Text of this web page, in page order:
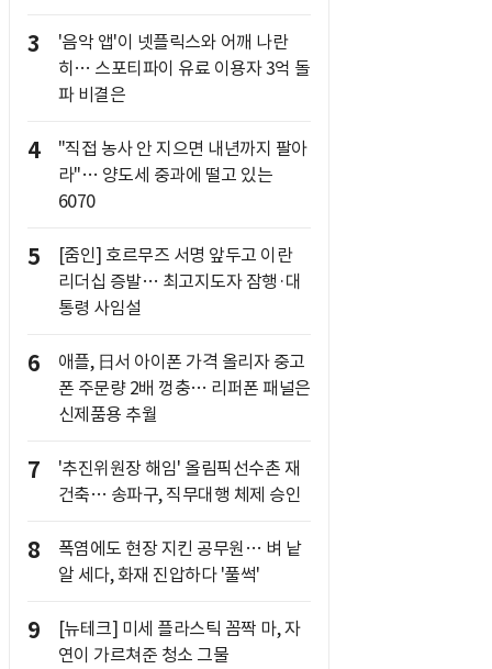
3
'음악 앱'이 넷플릭스와 어깨 나란
히… 스포티파이 유료 이용자 3억 돌
파 비결은
4
"직접 농사 안 지으면 내년까지 팔아
라"… 양도세 중과에 떨고 있는
6070
5
[줌인] 호르무즈 서명 앞두고 이란
리더십 증발… 최고지도자 잠행·대
통령 사임설
6
애플, 日서 아이폰 가격 올리자 중고
폰 주문량 2배 껑충… 리퍼폰 패널은
신제품용 추월
7
'추진위원장 해임' 올림픽선수촌 재
건축… 송파구, 직무대행 체제 승인
8
폭염에도 현장 지킨 공무원… 벼 낱
알 세다, 화재 진압하다 '풀썩'
9
[뉴테크] 미세 플라스틱 꼼짝 마, 자
연이 가르쳐준 청소 그물